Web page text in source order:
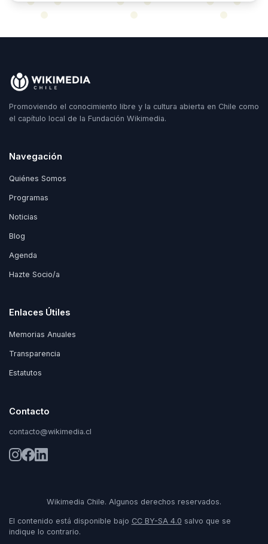
Promoviendo el conocimiento libre y la cultura abierta en Chile como
el capítulo local de la Fundación Wikimedia.
Navegación
Quiénes Somos
Programas
Noticias
Blog
Agenda
Hazte Socio/a
Enlaces Útiles
Memorias Anuales
Transparencia
Estatutos
Contacto
contacto@wikimedia.cl
Wikimedia Chile. Algunos derechos reservados.
El contenido está disponible bajo CC BY-SA 4.0 salvo que se
indique lo contrario.